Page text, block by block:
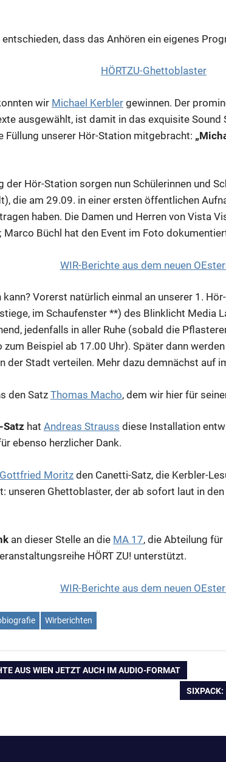
dass das Anhören ein eigenes
wir Michael Kerbler gewinnen. Der
ausgewählt, ist damit in das exquisite Sound
Füllung unserer Hör-Station mitgebracht:
der Hör-Station sorgen nun Schülerinnen und
die am 29.09. in einer ersten öffentlichen
haben. Die Damen und Herren von Vista
Marco Büchl hat den Event im Foto
kann? Vorerst natürlich einmal an unserer 1.
im Schaufenster **) des Blinklicht Media
jedenfalls in aller Ruhe (sobald die
zum Beispiel ab 17.00 Uhr). Später dann
der Stadt verteilen. Mehr dazu demnächst auf
den Satz Thomas Macho, dem wir hier für
Satz hat Andreas Strauss diese Installation
ebenso herzlicher Dank.
Gottfried Moritz den Canetti-Satz, die Kerbler-
unseren Ghettoblaster, der ab sofort laut in
an dieser Stelle an die MA 17, die Abteilung
HÖRT ZU! unterstützt.
Wirberichten
AUS WIEN JETZT AUCH IM AUDIO-FORMAT
BEITRAG:
SIXPACK: